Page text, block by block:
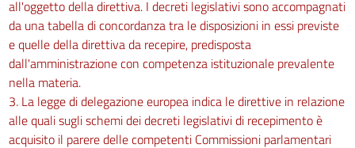
all'oggetto della direttiva. I decreti legislativi sono accompagnati
da una tabella di concordanza tra le disposizioni in essi previste
e quelle della direttiva da recepire, predisposta
dall'amministrazione con competenza istituzionale prevalente
nella materia.
3. La legge di delegazione europea indica le direttive in relazione
alle quali sugli schemi dei decreti legislativi di recepimento è
acquisito il parere delle competenti Commissioni parlamentari